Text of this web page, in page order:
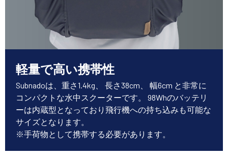
軽量で高い携帯性
Subnadoは、重さ1.4kg、 長さ38cm、 幅6cm と非常に
コンパクトな水中スクーターです。 98Whのバッテリ
ーは内蔵型となっており飛行機への持ち込みも可能な
サイズとなります。
※手荷物として携帯する必要があります。